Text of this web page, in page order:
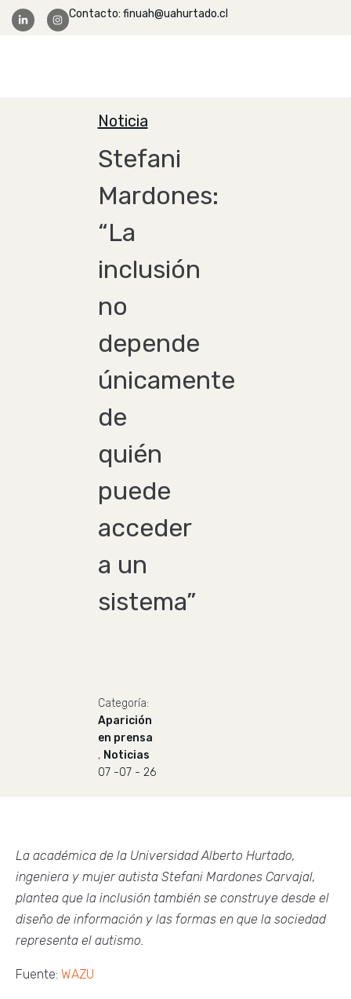
Contacto: finuah@uahurtado.cl
Noticia
Stefani
Mardones:
“La
inclusión
no
depende
únicamente
de
quién
puede
acceder
a un
sistema”
Categoría:
Aparición
en prensa
, Noticias
07 -07 - 26
La académica de la Universidad Alberto Hurtado,
ingeniera y mujer autista Stefani Mardones Carvajal,
plantea que la inclusión también se construye desde el
diseño de información y las formas en que la sociedad
representa el autismo.
Fuente: WAZU